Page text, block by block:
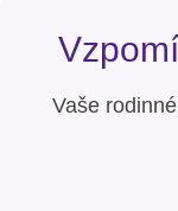
Vaše